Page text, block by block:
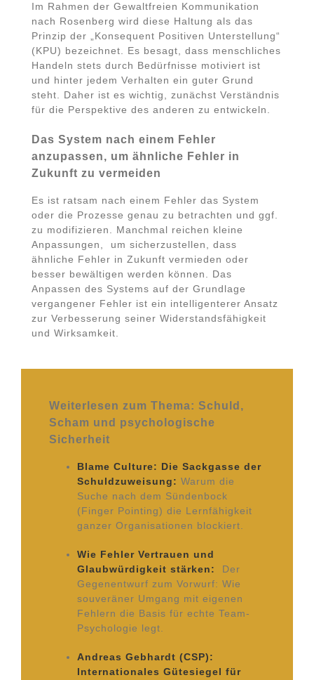
Im Rahmen der Gewaltfreien Kommunikation
nach Rosenberg wird diese Haltung als das
Prinzip der „Konsequent Positiven Unterstellung“
(KPU) bezeichnet. Es besagt, dass menschliches
Handeln stets durch Bedürfnisse motiviert ist
und hinter jedem Verhalten ein guter Grund
steht. Daher ist es wichtig, zunächst Verständnis
für die Perspektive des anderen zu entwickeln.
Das System nach einem Fehler
anzupassen, um ähnliche Fehler in
Zukunft zu vermeiden
Es ist ratsam nach einem Fehler das System
oder die Prozesse genau zu betrachten und ggf.
zu modifizieren. Manchmal reichen kleine
Anpassungen, um sicherzustellen, dass
ähnliche Fehler in Zukunft vermieden oder
besser bewältigen werden können. Das
Anpassen des Systems auf der Grundlage
vergangener Fehler ist ein intelligenterer Ansatz
zur Verbesserung seiner Widerstandsfähigkeit
und Wirksamkeit.
Weiterlesen zum Thema: Schuld,
Scham und psychologische
Sicherheit
Blame Culture: Die Sackgasse der
Schuldzuweisung: Warum die
Suche nach dem Sündenbock
(Finger Pointing) die Lernfähigkeit
ganzer Organisationen blockiert.
Wie Fehler Vertrauen und
Glaubwürdigkeit stärken:
Der
Gegenentwurf zum Vorwurf: Wie
souveräner Umgang mit eigenen
Fehlern die Basis für echte Team-
Psychologie legt.
Andreas Gebhardt (CSP):
Internationales Gütesiegel für